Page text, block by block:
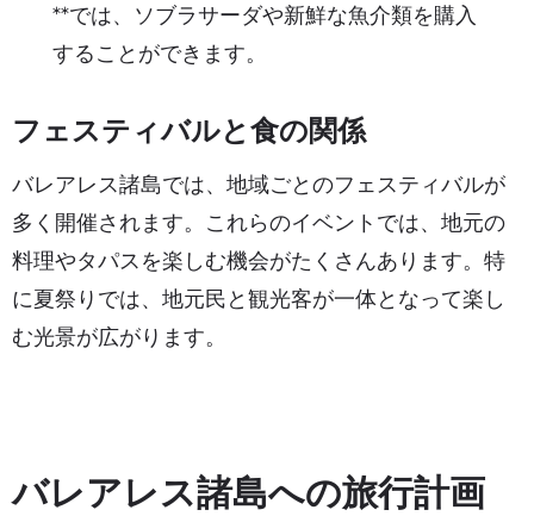
**では、ソブラサーダや新鮮な魚介類を購入
することができます。
フェスティバルと食の関係
バレアレス諸島では、地域ごとのフェスティバルが
多く開催されます。これらのイベントでは、地元の
料理やタパスを楽しむ機会がたくさんあります。特
に夏祭りでは、地元民と観光客が一体となって楽し
む光景が広がります。
バレアレス諸島への旅行計画